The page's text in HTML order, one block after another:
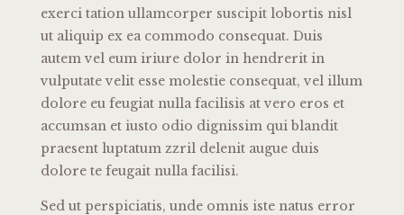
exerci tation ullamcorper suscipit lobortis nisl
ut aliquip ex ea commodo consequat. Duis
autem vel eum iriure dolor in hendrerit in
vulputate velit esse molestie consequat, vel illum
dolore eu feugiat nulla facilisis at vero eros et
accumsan et iusto odio dignissim qui blandit
praesent luptatum zzril delenit augue duis
dolore te feugait nulla facilisi.
Sed ut perspiciatis, unde omnis iste natus error